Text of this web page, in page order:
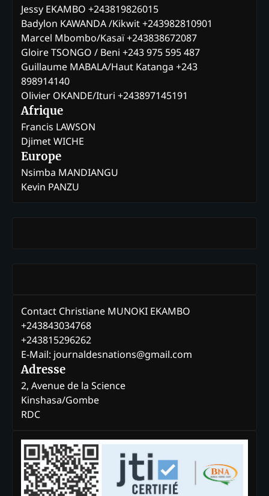
Jessy EKAMBO +243819826015
Badylon KAWANDA /Kikwit +243982810901
Marcel Mbombo/Kasaï +243838672087
Gloire TSONGO / Beni +243 975 595 487
Guillaume MABALA/Haut Katanga +243
898914140
Olivier OKANDE/Ituri +243897145191
Afrique
Francis LAWSON
Djimet WICHE
Europe
Nsimba MANDIANGU
Kevin PANZU
Contact Christiane MUNOKI EKAMBO
+243843034768
+243815296262
E-Mail: journaldesnations@gmail.com
Adresse
2, Avenue de la Science
Kinshasa/Gombe
RDC